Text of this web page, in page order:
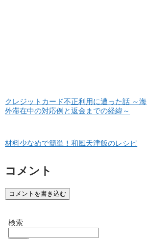
クレジットカード不正利用に遭った話 ～海
外滞在中の対応例と返金までの経緯～
材料少なめで簡単！和風天津飯のレシピ
コメント
コメントを書き込む
検索